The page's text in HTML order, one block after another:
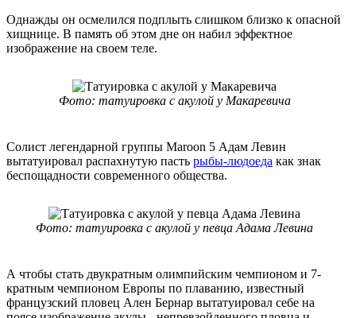
Однажды он осмелился подплыть слишком близко к опасной
хищнице. В память об этом дне он набил эффектное
изображение на своем теле.
Фото: татуировка с акулой у Макаревича
Солист легендарной группы Maroon 5 Адам Левин
вытатуировал распахнутую пасть рыбы-людоеда как знак
беспощадности современного общества.
Фото: татуировка с акулой у певца Адама Левина
А чтобы стать двукратным олимпийским чемпионом и 7-
кратным чемпионом Европы по плаванию, известный
французский пловец Ален Бернар вытатуировал себе на